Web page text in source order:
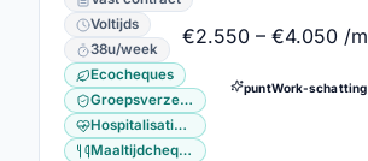
Voltijds
38u/week
Ecocheques
Groepsverzekering
Hospitalisatieverzekering
Maaltijdcheques
€2.550 – €4.050 /m
puntWork-schatting